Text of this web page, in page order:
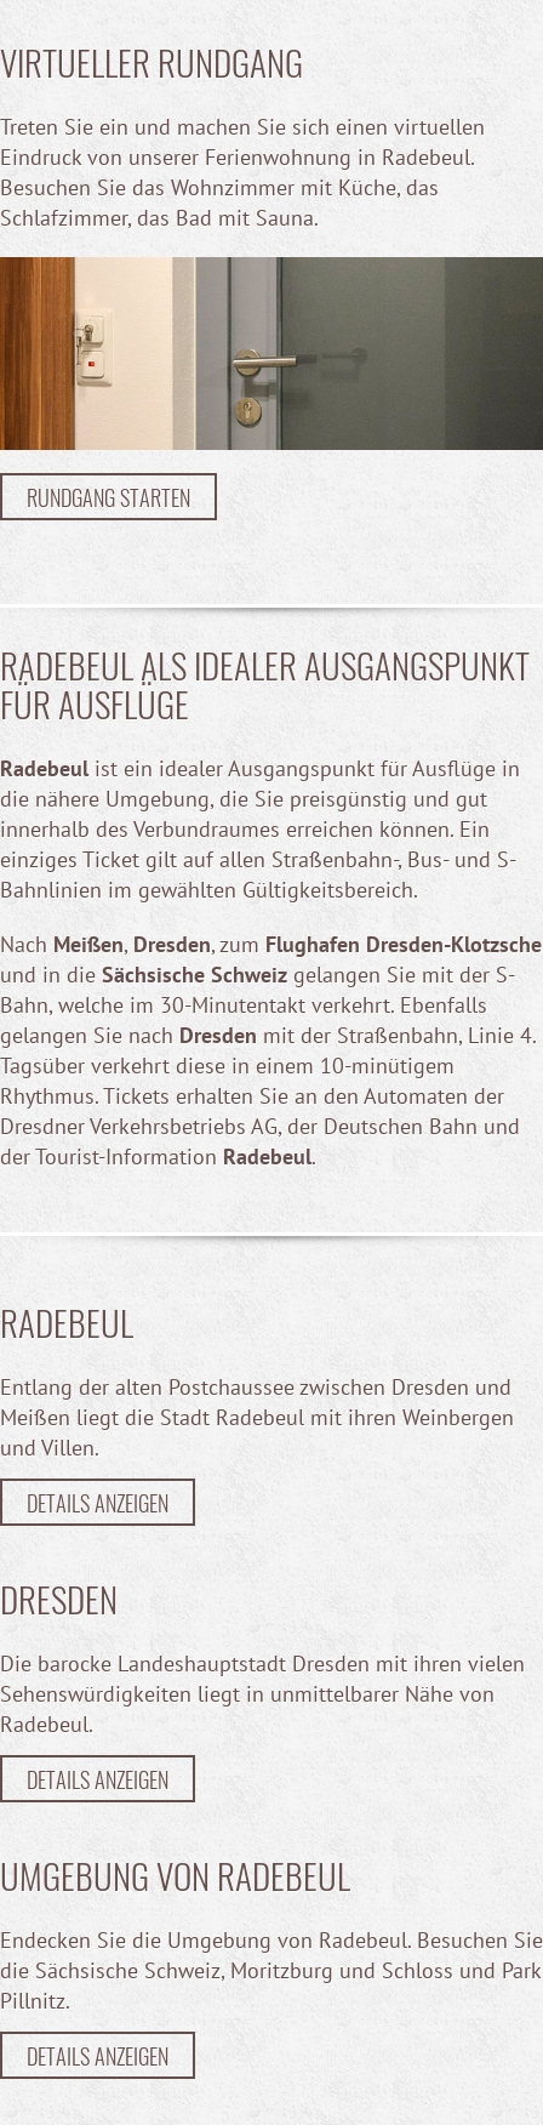
VIRTUELLER RUNDGANG
Treten Sie ein und machen Sie sich einen virtuellen
Eindruck von unserer Ferienwohnung in Radebeul.
Besuchen Sie das Wohnzimmer mit Küche, das
Schlafzimmer, das Bad mit Sauna.
RUNDGANG STARTEN
RADEBEUL ALS IDEALER AUSGANGSPUNKT
FÜR AUSFLÜGE
Radebeulist ein idealer Ausgangspunkt für Ausflüge in
die nähere Umgebung, die Sie preisgünstig und gut
innerhalb des Verbundraumes erreichen können. Ein
einziges Ticket gilt auf allen Straßenbahn-, Bus- und S-
Bahnlinien im gewählten Gültigkeitsbereich.
Nach Meißen, Dresden, zum Flughafen Dresden-Klotzsche
und in die Sächsische Schweiz gelangen Sie mit der S-
Bahn, welche im 30-Minutentakt verkehrt. Ebenfalls
gelangen Sie nach Dresden mit der Straßenbahn, Linie 4.
Tagsüber verkehrt diese in einem 10-minütigem
Rhythmus. Tickets erhalten Sie an den Automaten der
Dresdner Verkehrsbetriebs AG, der Deutschen Bahn und
der Tourist-Information Radebeul.
RADEBEUL
Entlang der alten Postchaussee zwischen Dresden und
Meißen liegt die Stadt Radebeul mit ihren Weinbergen
und Villen.
DETAILS ANZEIGEN
DRESDEN
Die barocke Landeshauptstadt Dresden mit ihren vielen
Sehenswürdigkeiten liegt in unmittelbarer Nähe von
Radebeul.
DETAILS ANZEIGEN
UMGEBUNG VON RADEBEUL
Endecken Sie die Umgebung von Radebeul. Besuchen Sie
die Sächsische Schweiz, Moritzburg und Schloss und Park
Pillnitz.
DETAILS ANZEIGEN